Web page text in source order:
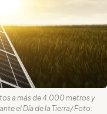
a más de 4.000 metros y
el Día de la Tierra/ Foto: